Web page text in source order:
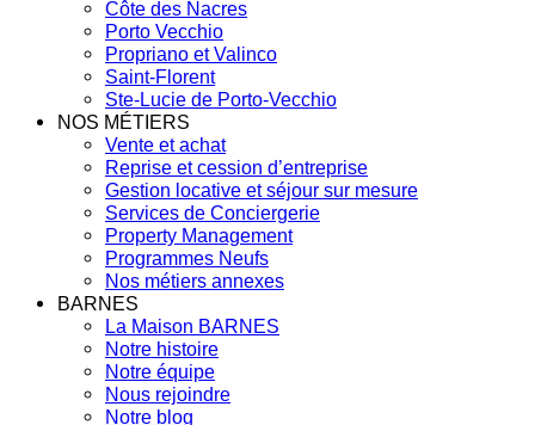
Côte des Nacres
Porto Vecchio
Propriano et Valinco
Saint-Florent
Ste-Lucie de Porto-Vecchio
NOS MÉTIERS
Vente et achat
Reprise et cession d’entreprise
Gestion locative et séjour sur mesure
Services de Conciergerie
Property Management
Programmes Neufs
Nos métiers annexes
BARNES
La Maison BARNES
Notre histoire
Notre équipe
Nous rejoindre
Notre blog